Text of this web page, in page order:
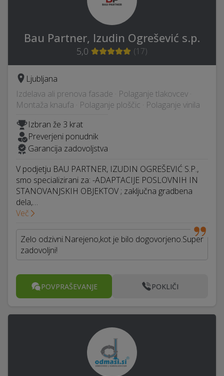
Bau Partner, Izudin Ogrešević s.p.
5,0 (17)
Ljubljana
Izdelava ali prenova fasade · Polaganje tlakovcev ·
Montaža knaufa · Polaganje ploščic · Polaganje vinila
Izbran že 3 krat
Preverjeni ponudnik
Garancija zadovoljstva
V podjetju BAU PARTNER, IZUDIN OGREŠEVIĆ S.P.,
smo specializirani za: -ADAPTACIJE POSLOVNIH IN
STANOVANJSKIH OBJEKTOV ; zaključna gradbena
dela,…
Več
Zelo odzivni.Narejeno,kot je bilo dogovorjeno.Super
zadovoljni!
POVPRAŠEVANJE POKLIČI